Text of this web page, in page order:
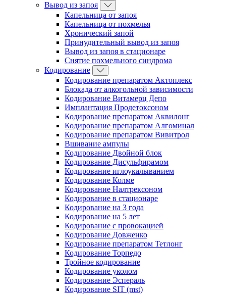
Вывод из запоя
Капельница от запоя
Капельница от похмелья
Хронический запой
Принудительный вывод из запоя
Вывод из запоя в стационаре
Снятие похмельного синдрома
Кодирование
Кодирование препаратом Актоплекс
Блокада от алкогольной зависимости
Кодирование Витамерц Депо
Имплантация Продетоксоном
Кодирование препаратом Аквилонг
Кодирование препаратом Алгоминал
Кодирование препаратом Вивитрол
Вшивание ампулы
Кодирование Двойной блок
Кодирование Дисульфирамом
Кодирование иглоукалыванием
Кодирование Колме
Кодирование Налтрексоном
Кодирование в стационаре
Кодирование на 3 года
Кодирование на 5 лет
Кодирование с провокацией
Кодирование Довженко
Кодирование препаратом Тетлонг
Кодирование Торпедо
Тройное кодирование
Кодирование уколом
Кодирование Эспераль
Кодирование SIT (mst)